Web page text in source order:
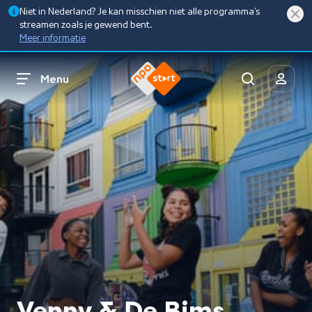
Niet in Nederland? Je kan misschien niet alle programma’s
streamen zoals je gewend bent.
Meer informatie
Menu